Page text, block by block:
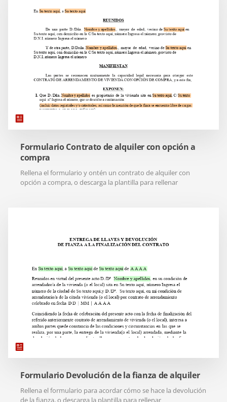
Formulario Contrato de alquiler con opción a
compra
Rellena el formulario y ontén un contrato de alquiler con
opción a compra, o descarga la plantilla para rellenar
Formulario Devolución de la fianza de alquiler
Rellena el formulario para acordar cómo se hace la devolución
de la fianza, o descarga la plantilla para rellenar